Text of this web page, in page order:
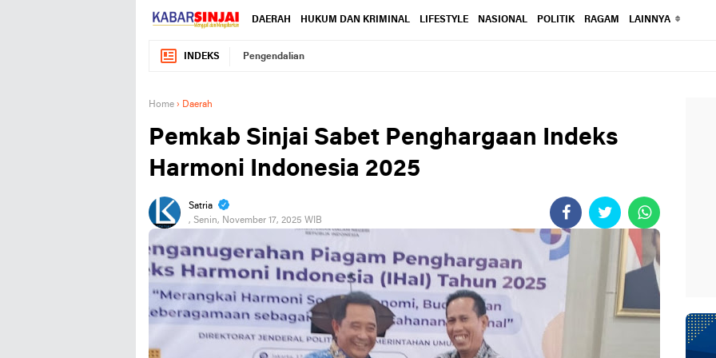
DAERAH HUKUM DAN KRIMINAL LIFESTYLE NASIONAL POLITIK RAGAM LAINNYA
INDEKS Pengendalian
Home › Daerah
Pemkab Sinjai Sabet Penghargaan Indeks
Harmoni Indonesia 2025
Satria
, Senin, November 17, 2025 WIB